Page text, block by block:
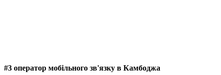
#3 оператор мобільного зв'язку в Камбоджа